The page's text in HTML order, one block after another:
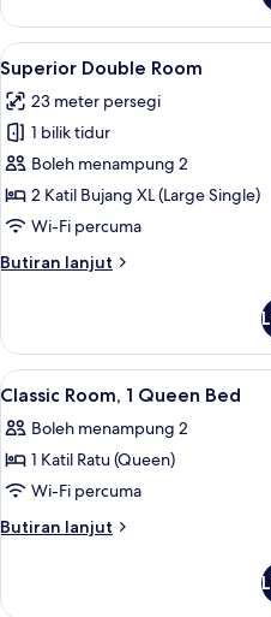
Suite
Lihat
semua
foto
untuk
Superior
Double
Room
5
Superior Double Room
23 meter persegi
1 bilik tidur
Boleh menampung 2
2 Katil Bujang XL (Large Single)
Wi-Fi percuma
Butiran lanjut
Butiran
Double
Room
Lihat
semua
foto
untuk
Classic
Room,
Bed
5
Classic Room, 1 Queen Bed
Boleh menampung 2
1 Katil Ratu (Queen)
Wi-Fi percuma
Butiran lanjut
Butiran
Room,